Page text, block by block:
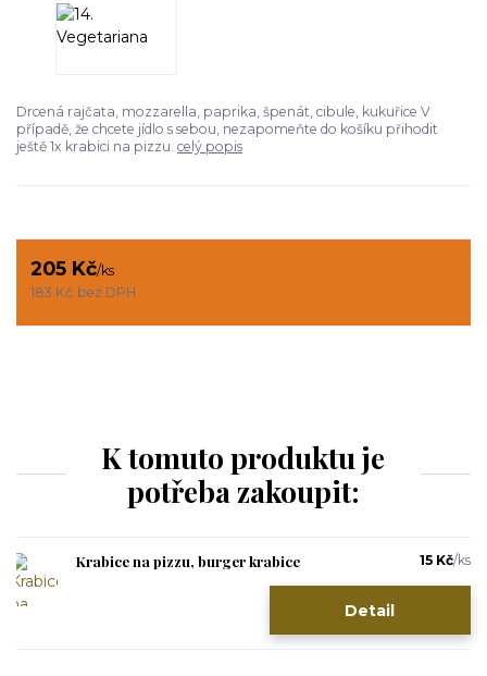
Drcená rajčata, mozzarella, paprika, špenát, cibule, kukuřice V
případě, že chcete jídlo s sebou, nezapomeňte do košíku přihodit
ještě 1x krabici na pizzu. celý popis
205 Kč/ks
183 Kč bez DPH
K tomuto produktu je
potřeba zakoupit:
Krabice na pizzu, burger krabice 15 Kč/ks
Detail